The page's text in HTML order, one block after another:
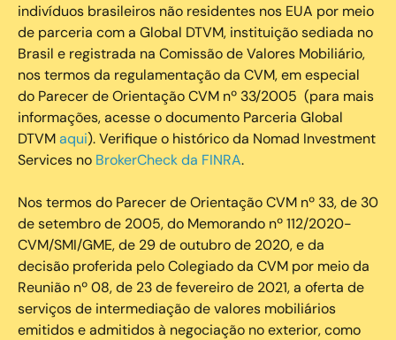
indivíduos brasileiros não residentes nos EUA por meio
de parceria com a Global DTVM, instituição sediada no
Brasil e registrada na Comissão de Valores Mobiliário,
nos termos da regulamentação da CVM, em especial
do Parecer de Orientação CVM nº 33/2005 (para mais
informações, acesse o documento Parceria Global
DTVMaqui). Verifique o histórico da Nomad Investment
Services no BrokerCheck da FINRA.
Nos termos do Parecer de Orientação CVM nº 33, de 30
de setembro de 2005, do Memorando nº 112/2020-
CVM/SMI/GME, de 29 de outubro de 2020, e da
decisão proferida pelo Colegiado da CVM por meio da
Reunião nº 08, de 23 de fevereiro de 2021, a oferta de
serviços de intermediação de valores mobiliários
emitidos e admitidos à negociação no exterior, como